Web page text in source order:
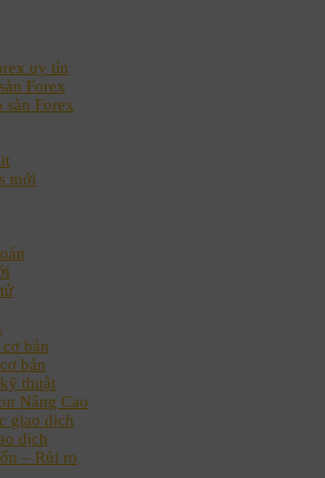
uy tín
Forex
sàn Forex
mới
bản
bản
thuật
Nâng Cao
giao dịch
dịch
– Rủi ro